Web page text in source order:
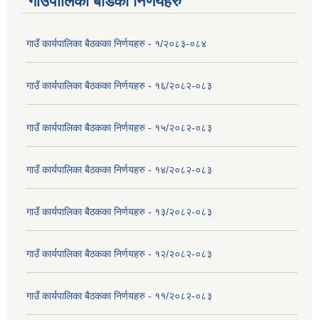
गाउँ कार्यपालिका बैठकका निर्णयहरु - १/२०८३-०८४
गाउँ कार्यपालिका बैठकका निर्णयहरु - १६/२०८२-०८३
गाउँ कार्यपालिका बैठकका निर्णयहरु - १५/२०८२-०८३
गाउँ कार्यपालिका बैठकका निर्णयहरु - १४/२०८२-०८३
गाउँ कार्यपालिका बैठकका निर्णयहरु - १३/२०८२-०८३
गाउँ कार्यपालिका बैठकका निर्णयहरु - १२/२०८२-०८३
गाउँ कार्यपालिका बैठकका निर्णयहरु - ११/२०८२-०८३